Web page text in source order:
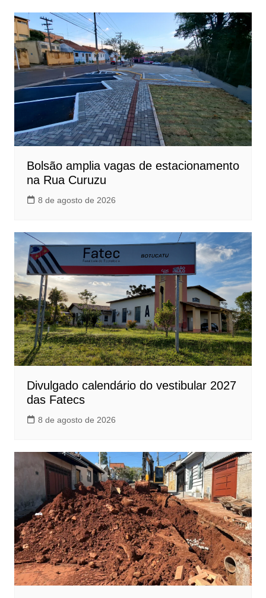
Bolsão amplia vagas de estacionamento
na Rua Curuzu
8 de agosto de 2026
Divulgado calendário do vestibular 2027
das Fatecs
8 de agosto de 2026